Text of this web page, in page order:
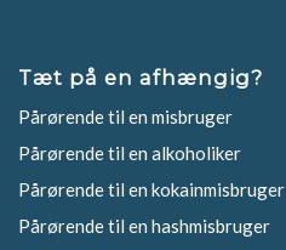
Tæt på en afhængig?
Pårørende til en misbruger
Pårørende til en alkoholiker
Pårørende til en kokainmisbruger
Pårørende til en hashmisbruger